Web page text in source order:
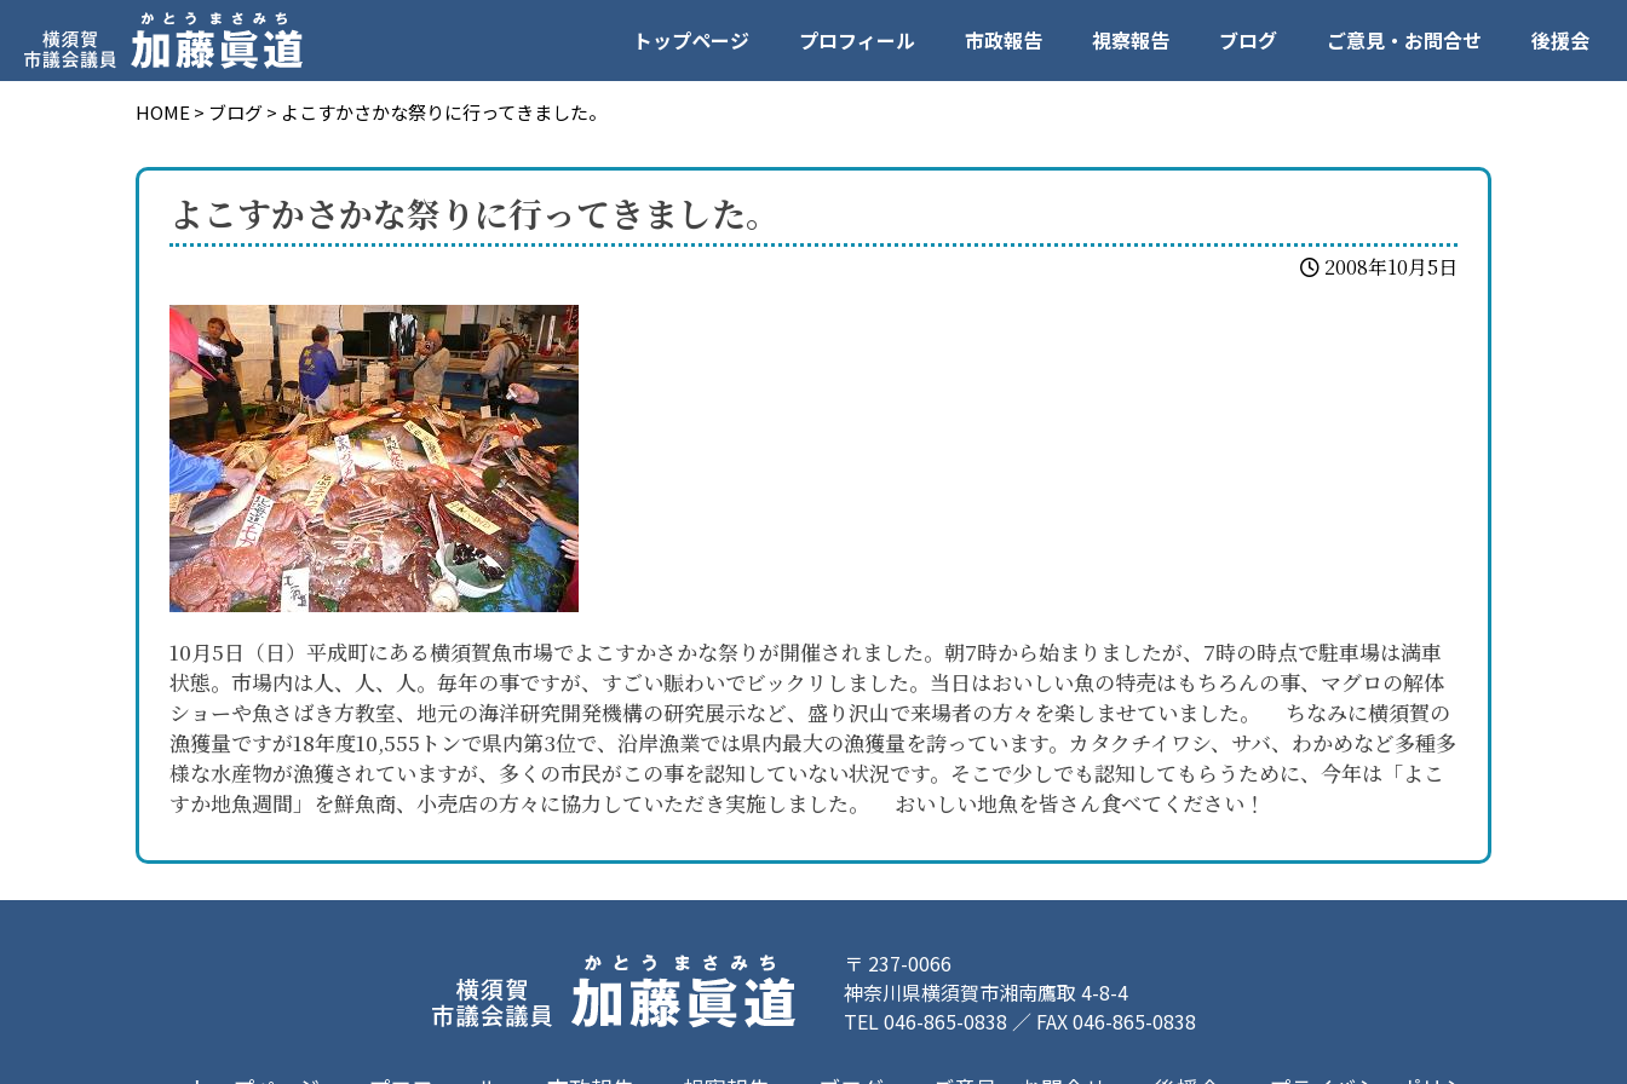
トップページ プロフィール 市政報告 視察報告 ブログ ご意見・お問合せ 後援会
HOME > ブログ> よこすかさかな祭りに行ってきました。
よこすかさかな祭りに行ってきました。
2008年10月5日
10月5日（日）平成町にある横須賀魚市場でよこすかさかな祭りが開催されました。朝7時から始まりましたが、7時の時点で駐車場は満車
状態。市場内は人、人、人。毎年の事ですが、すごい賑わいでビックリしました。当日はおいしい魚の特売はもちろんの事、マグロの解体
ショーや魚さばき方教室、地元の海洋研究開発機構の研究展示など、盛り沢山で来場者の方々を楽しませていました。 ちなみに横須賀の
漁獲量ですが18年度10,555トンで県内第3位で、沿岸漁業では県内最大の漁獲量を誇っています。カタクチイワシ、サバ、わかめなど多種多
様な水産物が漁獲されていますが、多くの市民がこの事を認知していない状況です。そこで少しでも認知してもらうために、今年は「よこ
すか地魚週間」を鮮魚商、小売店の方々に協力していただき実施しました。 おいしい地魚を皆さん食べてください！
〒 237-0066
神奈川県横須賀市湘南鷹取 4-8-4
TEL 046-865-0838 ／ FAX 046-865-0838